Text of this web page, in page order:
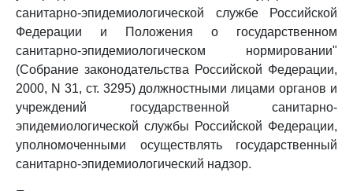
санитарно-эпидемиологической службе Российской
Федерации и Положения о государственном
санитарно-эпидемиологическом нормировании"
(Собрание законодательства Российской Федерации,
2000, N 31, ст. 3295) должностными лицами органов и
учреждений государственной санитарно-
эпидемиологической службы Российской Федерации,
уполномоченными осуществлять государственный
санитарно-эпидемиологический надзор.